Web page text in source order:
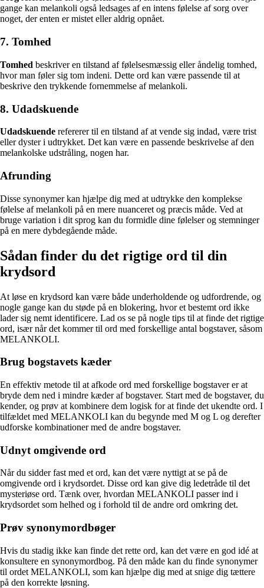
gange kan melankoli også ledsages af en intens følelse af sorg over
noget, der enten er mistet eller aldrig opnået.
7. Tomhed
Tomhed beskriver en tilstand af følelsesmæssig eller åndelig tomhed,
hvor man føler sig tom indeni. Dette ord kan være passende til at
beskrive den trykkende fornemmelse af melankoli.
8. Udadskuende
Udadskuende refererer til en tilstand af at vende sig indad, være trist
eller dyster i udtrykket. Det kan være en passende beskrivelse af den
melankolske udstråling, nogen har.
Afrunding
Disse synonymer kan hjælpe dig med at udtrykke den komplekse
følelse af melankoli på en mere nuanceret og præcis måde. Ved at
bruge variation i dit sprog kan du formidle dine følelser og stemninger
på en mere dybdegående måde.
Sådan finder du det rigtige ord til din
krydsord
At løse en krydsord kan være både underholdende og udfordrende, og
nogle gange kan du støde på en blokering, hvor et bestemt ord ikke
lader sig nemt identificere. Lad os se på nogle tips til at finde det rigtige
ord, især når det kommer til ord med forskellige antal bogstaver, såsom
MELANKOLI.
Brug bogstavets kæder
En effektiv metode til at afkode ord med forskellige bogstaver er at
bryde dem ned i mindre kæder af bogstaver. Start med de bogstaver, du
kender, og prøv at kombinere dem logisk for at finde det ukendte ord. I
tilfældet med MELANKOLI kan du begynde med M og L og derefter
udforske kombinationer med de andre bogstaver.
Udnyt omgivende ord
Når du sidder fast med et ord, kan det være nyttigt at se på de
omgivende ord i krydsordet. Disse ord kan give dig ledetråde til det
mysteriøse ord. Tænk over, hvordan MELANKOLI passer ind i
krydsordet som helhed og i forhold til de andre ord omkring det.
Prøv synonymordbøger
Hvis du stadig ikke kan finde det rette ord, kan det være en god idé at
konsultere en synonymordbog. På den måde kan du finde synonymer
til ordet MELANKOLI, som kan hjælpe dig med at snige dig tættere
på den korrekte løsning.